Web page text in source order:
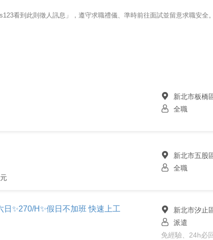
看到此則徵人訊息」，遵守求職禮儀、準時前往面試並留意求職安全。
新北市板橋
全職
新北市五股
全職
✨270/H✨假日不加班 快速上工
新北市汐止
派遣
免經驗、24h必